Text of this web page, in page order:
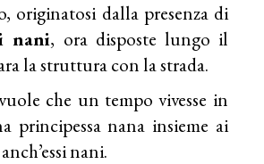
originatosi dalla presenza di
nani, ora disposte lungo il
la struttura con la strada.
che un tempo vivesse in
principessa nana insieme ai
nani.